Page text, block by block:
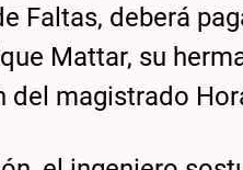
Faltas, deberá
Mattar, su
del magistrado